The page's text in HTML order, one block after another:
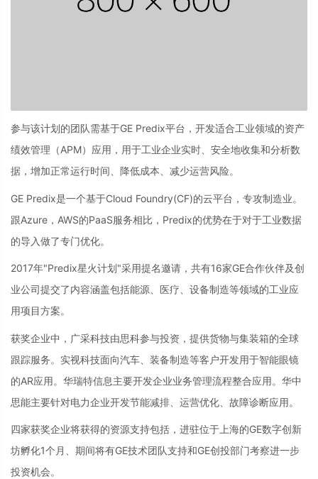
参与该计划的团队需基于GE Predix平台，开发适合工业领域的资产
绩效管理（APM）应用，用于工业企业实时、安全地收集和分析数
据，增加正常运行时间、降低成本、减少运营风险。
GE Predix是一个基于Cloud Foundry(CF)的云平台，专攻制造业。
跟Azure，AWS的PaaS服务相比，Predix的优势在于对于工业数据
的导入做了专门优化。
2017年"Predix星火计划"采用提名邀请，共有16家GE合作伙伴及创
业公司提交了内容涵盖包括能源、医疗、设备制造等领域的工业应
用项目方案。
获奖企业中，广采科技由思科参与投资，提供货物与集装箱的全球
跟踪服务。实视科技面向汽车、装备制造等客户开发用于智能眼镜
的AR应用。华瑞特信息主要开发企业业务管理流程整合应用。华中
思能主要针对电力企业开发节能减排、运营优化、故障诊断应用。
四家获奖企业将获得的资源支持包括，进驻位于上海的GE数字创新
坊孵化1个月、期间将有GE技术团队支持和GE创投部门考察进一步
投资机会。